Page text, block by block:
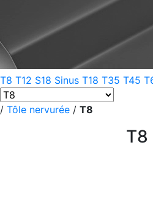
T8 T12 S18 Sinus T18 T35 T45
/ Tôle nervurée / T8
T8